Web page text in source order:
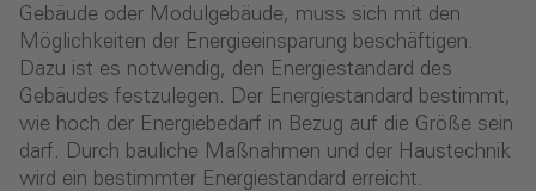
Gebäude oder Modulgebäude, muss sich mit den
Möglichkeiten der Energieeinsparung beschäftigen.
Dazu ist es notwendig, den Energiestandard des
Gebäudes festzulegen. Der Energiestandard bestimmt,
wie hoch der Energiebedarf in Bezug auf die Größe sein
darf. Durch bauliche Maßnahmen und der Haustechnik
wird ein bestimmter Energiestandard erreicht.